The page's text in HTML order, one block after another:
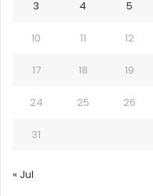
3 4 5
10 11 12
17 18 19
24 25 26
31
« Jul